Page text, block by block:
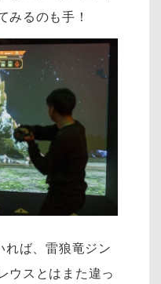
みるのも手！
れば、雷狼竜ジン
ウスとはまた違っ